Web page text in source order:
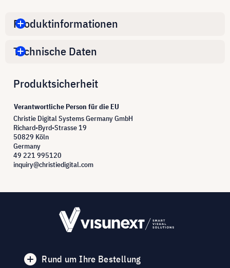
Produktinformationen
Technische Daten
Produktsicherheit
Verantwortliche Person für die EU
Christie Digital Systems Germany GmbH
Richard-Byrd-Strasse 19
50829 Köln
Germany
49 221 995120
inquiry@christiedigital.com
Rund um Ihre Bestellung